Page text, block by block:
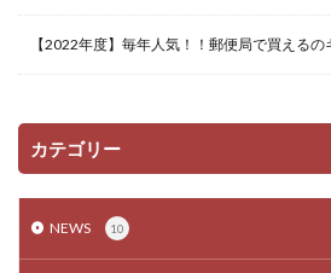
【2022年度】毎年人気！！郵便局で買える
カテゴリー
NEWS 10